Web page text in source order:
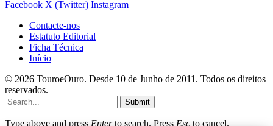
Facebook X (Twitter) Instagram
Contacte-nos
Estatuto Editorial
Ficha Técnica
Início
© 2026 TouroeOuro. Desde 10 de Junho de 2011. Todos os direitos
reservados.
Submit
Type above and press Enterto search. Press Esc to cancel.